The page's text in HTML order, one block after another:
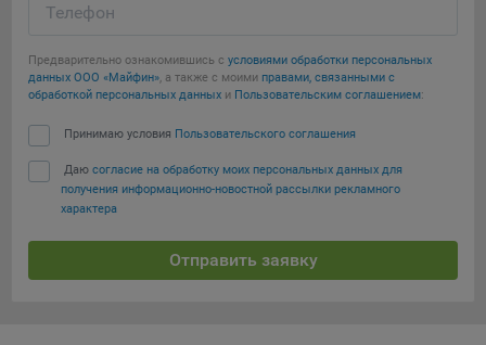
Технические настройки хранят технические данные вашего
используется для обеспечения корректной работы сайта.
Компании, которой мы поручаем обработку данных для
компанией, согласно договора аренды ООО «Рэкун
Рекламные Cookie
Телефон
Предварительно ознакомившись с условиями обработки персональных
данных ООО «Майфин», а также с моими правами, связанными с
обработкой персональных данных и Пользовательским соглашением:
Принимаю условия Пользовательского соглашения
Даю согласие на обработку моих персональных данных для
получения информационно-новостной рассылки рекламного
характера
Отправить заявку